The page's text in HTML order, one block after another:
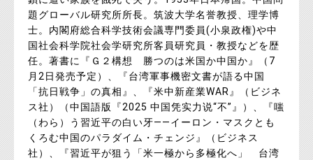
題グローバル研究所所長。筑波大学名誉教授、理学博
士。内閣府総合科学技術会議専門委員(小泉政権)や中
国社会科学院社会学研究所客員研究員・教授などを歴
任。著書に『Ｇ２構想 勝つのは米国か中国か』（7
月2日発売予定）、『台湾軍事機密文書が語る中国
「抗日戦争」の真相』、『米中新産業WAR』（ビジネ
ス社）（中国語版『2025 中国凭实力说“不”』）、『嗤
（わら）う習近平の白い牙――イーロン・マスクとも
くろむ中国のパラダイム・チェンジ』（ビジネス
社）、『習近平が狙う「米一極から多極化へ」 台湾